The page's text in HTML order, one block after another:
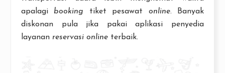
apalagi booking tiket pesawat online. Banyak
diskonan pula jika pakai aplikasi penyedia
layanan reservasi online terbaik.